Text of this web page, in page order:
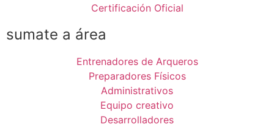
Certificación Oficial
sumate a área
Entrenadores de Arqueros
Preparadores Físicos
Administrativos
Equipo creativo
Desarrolladores